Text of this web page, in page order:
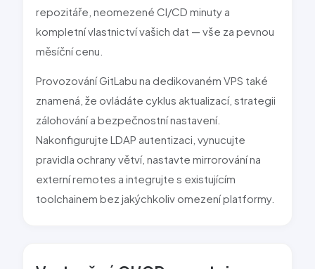
repozitáře, neomezené CI/CD minuty a
kompletní vlastnictví vašich dat — vše za pevnou
měsíční cenu.
ProvozováníGitLabu na dedikovaném VPS také
znamená, že ovládáte cyklus aktualizací, strategii
zálohování a bezpečnostní nastavení.
Nakonfigurujte LDAP autentizaci, vynucujte
pravidla ochrany větví, nastavte mirrorování na
externí remotes a integrujte s existujícím
toolchainem bez jakýchkoliv omezení platformy.